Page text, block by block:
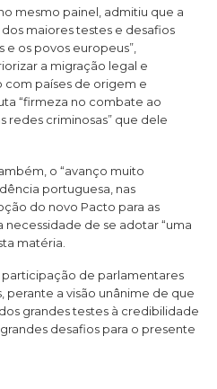
mesmo painel, admitiu que a
maiores testes e desafios
e os povos europeus”,
a migração legal e
países de origem e
“firmeza no combate ao
redes criminosas” que dele
o “avanço muito
portuguesa, nas
do novo Pacto para as
necessidade de se adotar “uma
matéria.
de parlamentares
perante a visão unânime de que
grandes testes à credibilidade
desafios para o presente